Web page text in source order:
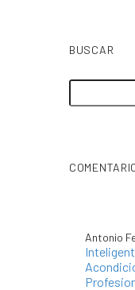
BUSCAR
Antonio